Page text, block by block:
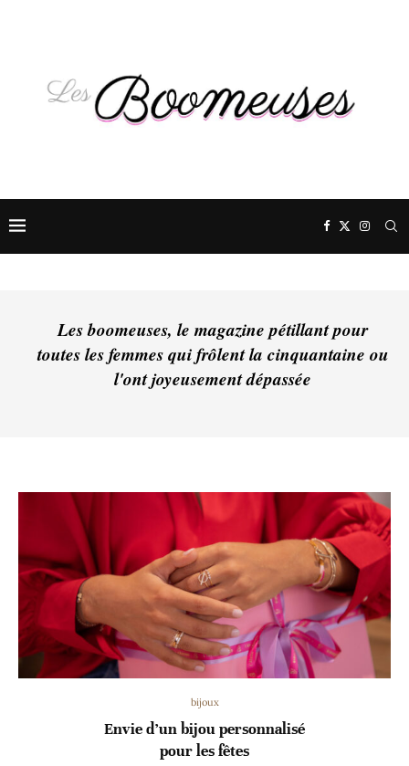
Les boomeuses, le magazine pétillant pour
toutes les femmes qui frôlent la cinquantaine ou
l'ont joyeusement dépassée
bijoux
Envie d’un bijou personnalisé
pour les fêtes